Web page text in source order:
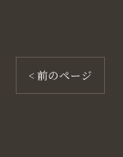
< 前のページ